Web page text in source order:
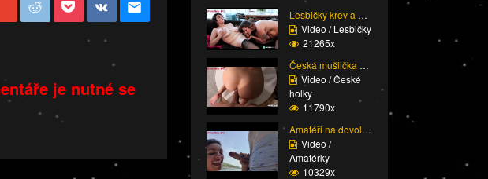
je nutné se
Lesbičky krev a mlíko
Video / Lesbičky
21265x
Česká mušlička k ochut...
Video / České
holky
11790x
Amatéři na dovolené
Video /
Amatérky
10329x